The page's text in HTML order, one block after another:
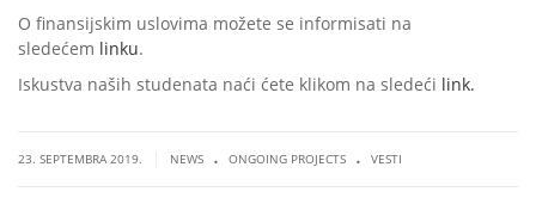
O finansijskim uslovima možete se informisati na
sledećem linku.
Iskustva naših studenata naći ćete klikom na sledeći link.
23. SEPTEMBRA 2019. NEWS . ONGOING PROJECTS . VESTI